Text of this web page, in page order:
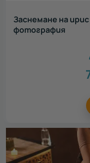
Заснемане на
фотография